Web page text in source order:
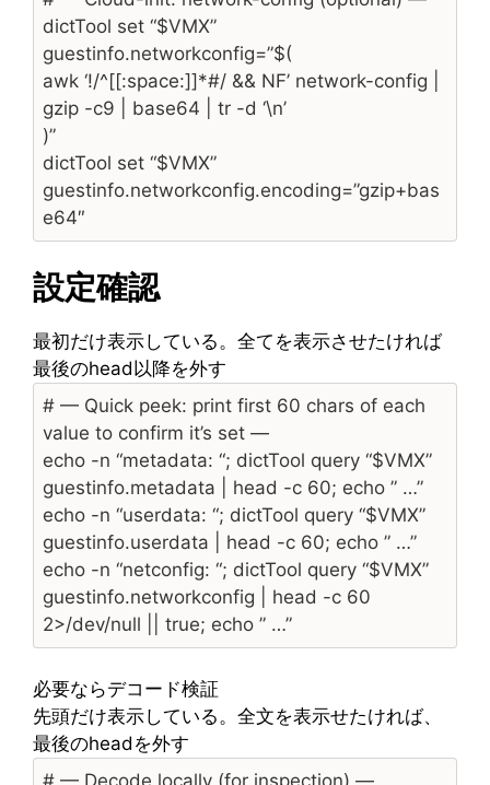
dictTool set “$VMX”
guestinfo.networkconfig=”$(
awk ‘!/^[[:space:]]*#/ && NF’ network-config |
gzip -c9 | base64 | tr -d ‘\n’
)”
dictTool set “$VMX”
guestinfo.networkconfig.encoding=”gzip+bas
e64″
設定確認
最初だけ表示している。全てを表示させたければ
最後のhead以降を外す
# — Quick peek: print first 60 chars of each
value to confirm it’s set —
echo -n “metadata: “; dictTool query “$VMX”
guestinfo.metadata | head -c 60; echo ” …”
echo -n “userdata: “; dictTool query “$VMX”
guestinfo.userdata | head -c 60; echo ” …”
echo -n “netconfig: “; dictTool query “$VMX”
guestinfo.networkconfig | head -c 60
2>/dev/null || true; echo ” …”
必要ならデコード検証
先頭だけ表示している。全文を表示せたければ、
最後のheadを外す
# — Decode locally (for inspection) —